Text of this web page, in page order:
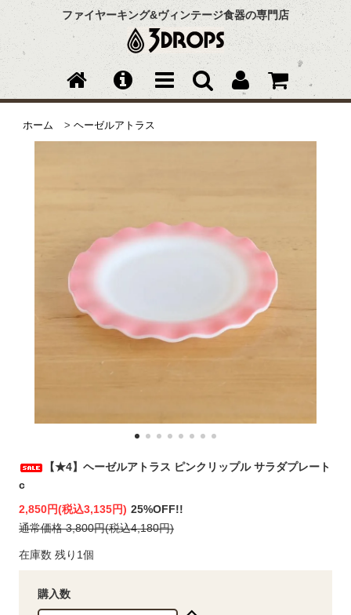
ファイヤーキング&ヴィンテージ食器の専門店
ホーム >ヘーゼルアトラス
【★4】ヘーゼルアトラス ピンクリップル サラダプレート
c
2,850円(税込3,135円) 25%OFF!!
通常価格 3,800円(税込4,180円)
在庫数 残り1個
購入数